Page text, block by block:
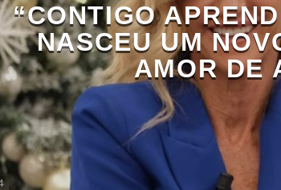
“CONTIGO
NASCEU UM
AMOR DE